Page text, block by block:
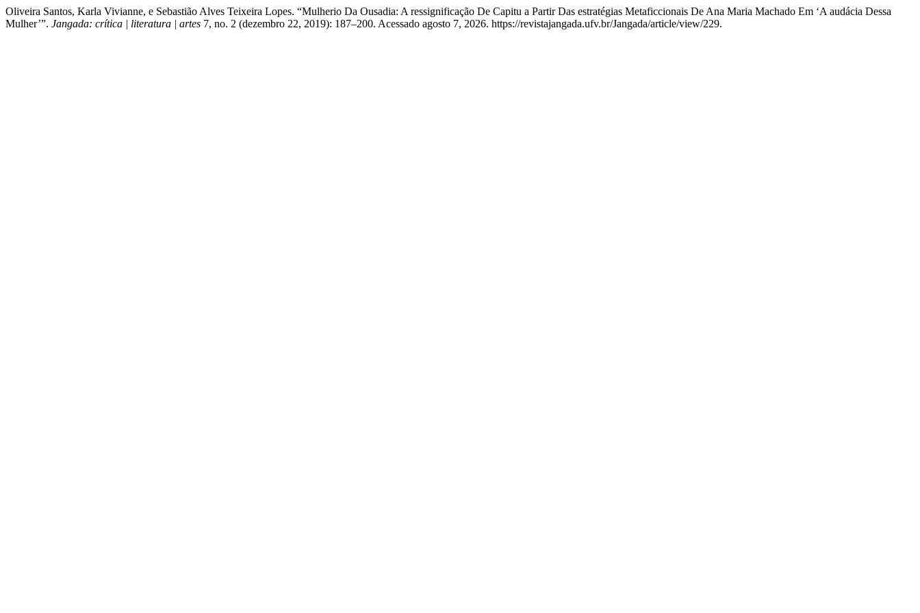
Oliveira Santos, Karla Vivianne, e Sebastião Alves Teixeira Lopes. “Mulherio Da Ousadia: A ressignificação De Capitu a Partir Das estratégias Metaficcionais De Ana Maria Machado Em ‘A audácia Dessa
Mulher’”. Jangada: crítica | literatura | artes 7, no. 2 (dezembro 22, 2019): 187–200. Acessado agosto 7, 2026. https://revistajangada.ufv.br/Jangada/article/view/229.